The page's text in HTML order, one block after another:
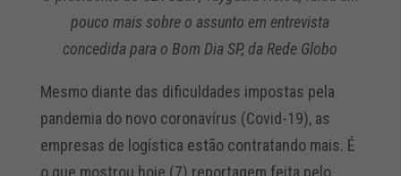
pouco mais sobre o assunto em entrevista
concedida para o Bom Dia SP, da Rede Globo
Mesmo diante das dificuldades impostas pela
pandemia do novo coronavírus (Covid-19), as
empresas de logística estão contratando mais. É
o que mostrou hoje (7) reportagem feita pelo